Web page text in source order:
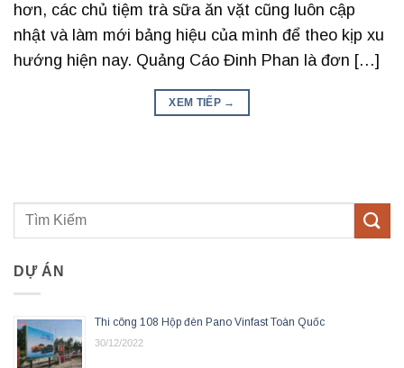
hơn, các chủ tiệm trà sữa ăn vặt cũng luôn cập
nhật và làm mới bảng hiệu của mình để theo kịp xu
hướng hiện nay. Quảng Cáo Đinh Phan là đơn […]
XEM TIẾP →
DỰ ÁN
Thi công 108 Hộp đèn Pano Vinfast Toàn Quốc
30/12/2022